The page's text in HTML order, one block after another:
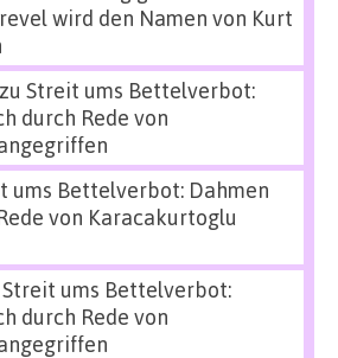
wird den Namen von Kurt
zu Streit ums Bettelverbot:
durch Rede von
ums Bettelverbot: Dahmen
von Karacakurtoglu
Streit ums Bettelverbot:
durch Rede von